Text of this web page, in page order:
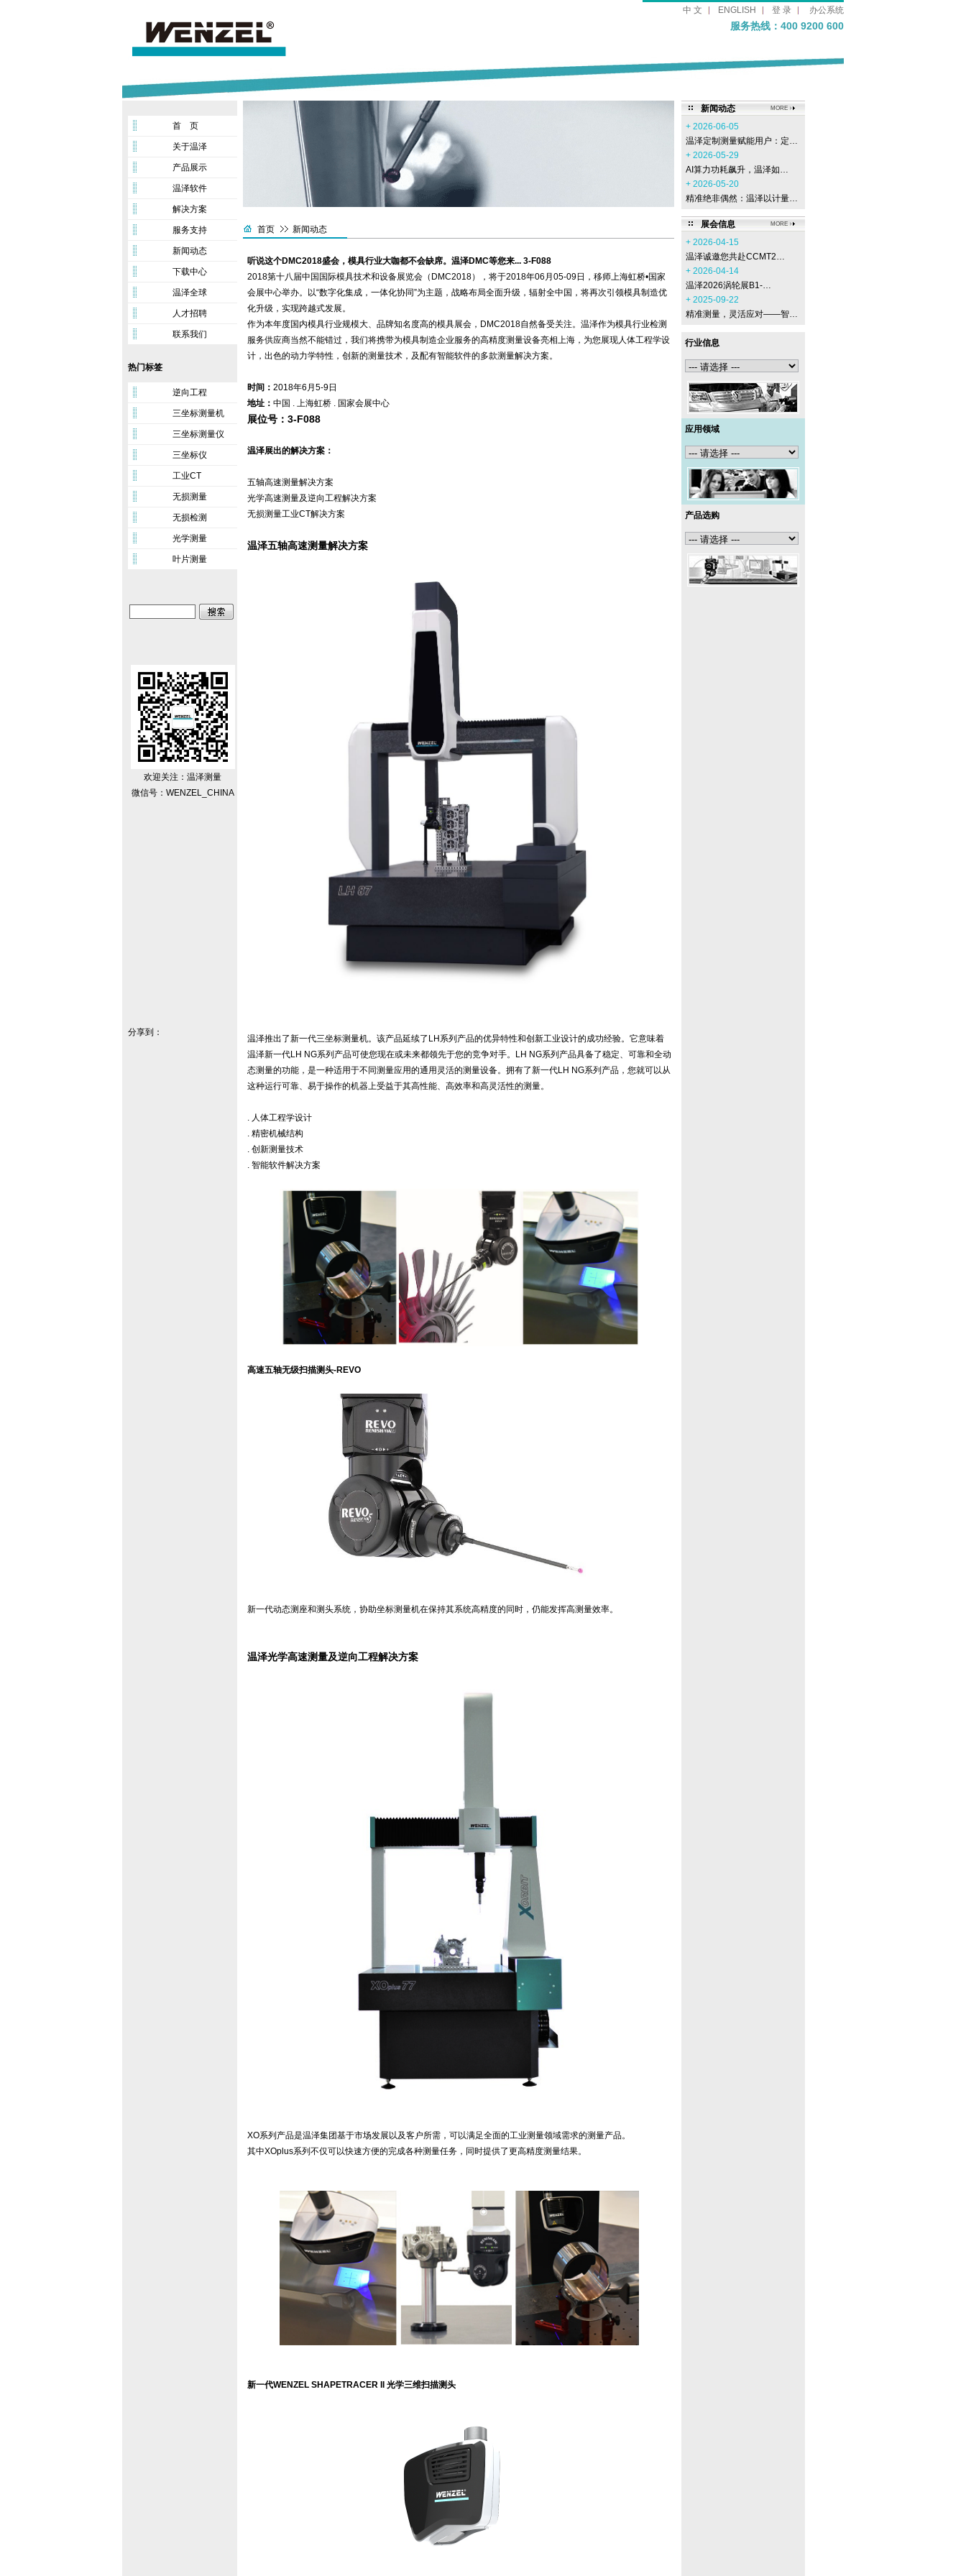
中 文 ENGLISH 登 录 办公系统
服务热线：400 9200 600
MORE
新闻动态
+ 2026-06-05
温泽定制测量赋能用户：定…
+ 2026-05-29
AI算力功耗飙升，温泽如…
+ 2026-05-20
精准绝非偶然：温泽以计量…
MORE
展会信息
+ 2026-04-15
温泽诚邀您共赴CCMT2…
+ 2026-04-14
温泽2026涡轮展B1-…
+ 2025-09-22
精准测量，灵活应对——智…
行业信息
应用领域
产品选购
首 页
关于温泽
产品展示
温泽软件
解决方案
服务支持
新闻动态
下载中心
温泽全球
人才招聘
联系我们
热门标签
逆向工程
三坐标测量机
三坐标测量仪
三坐标仪
工业CT
无损测量
无损检测
光学测量
叶片测量
欢迎关注：温泽测量
微信号：WENZEL_CHINA
分享到：
首页 新闻动态
听说这个DMC2018盛会，模具行业大咖都不会缺席。温泽DMC等您来... 3-F088
2018第十八届中国国际模具技术和设备展览会（DMC2018），将于2018年06月05-09日，移师上海虹桥•国家
会展中心举办。以“数字化集成，一体化协同”为主题，战略布局全面升级，辐射全中国，将再次引领模具制造优
化升级，实现跨越式发展。
作为本年度国内模具行业规模大、品牌知名度高的模具展会，DMC2018自然备受关注。温泽作为模具行业检测
服务供应商当然不能错过，我们将携带为模具制造企业服务的高精度测量设备亮相上海，为您展现人体工程学设
计，出色的动力学特性，创新的测量技术，及配有智能软件的多款测量解决方案。
时间： 2018年6月5-9日
地址： 中国 . 上海虹桥 . 国家会展中心
展位号：3-F088
温泽展出的解决方案：
五轴高速测量解决方案
光学高速测量及逆向工程解决方案
无损测量工业CT解决方案
温泽五轴高速测量解决方案
温泽推出了新一代三坐标测量机。该产品延续了LH系列产品的优异特性和创新工业设计的成功经验。它意味着
温泽新一代LH NG系列产品可使您现在或未来都领先于您的竞争对手。LH NG系列产品具备了稳定、可靠和全动
态测量的功能，是一种适用于不同测量应用的通用灵活的测量设备。拥有了新一代LH NG系列产品，您就可以从
这种运行可靠、易于操作的机器上受益于其高性能、高效率和高灵活性的测量。
. 人体工程学设计
. 精密机械结构
. 创新测量技术
. 智能软件解决方案
高速五轴无级扫描测头-REVO
新一代动态测座和测头系统，协助坐标测量机在保持其系统高精度的同时，仍能发挥高测量效率。
温泽光学高速测量及逆向工程解决方案
XO系列产品是温泽集团基于市场发展以及客户所需，可以满足全面的工业测量领域需求的测量产品。
其中XOplus系列不仅可以快速方便的完成各种测量任务，同时提供了更高精度测量结果。
新一代WENZEL SHAPETRACER II 光学三维扫描测头